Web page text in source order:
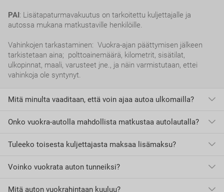
PAI: Lisätapaturmavakuutus on tarkoitettu kuljettajalle ja
autossa mukana matkustaville henkilöille.
Vahinkojen tarkastaminen: Vuokra-ajan päättymisen jälkeen
tarkistetaan aina; polttoainemäärä, kilometrit, sisätilat,
ulkopinnat, maali, varusteet jne., ja näin varmistutaan, ettei
vahinkoja ole syntynyt.
Mitä minulta vaaditaan, että voin ajaa autoa ulkomailla?
Euroopan unionin jäsenmaissa riittää ajokortti.
kuulu Geneven tai Wienin yleissopimuksen piiriin tulee olla
Kansainvälisiä ajokortteja voi Suomessa hankkia kahta erilaista
tieliikennesopimuksissa: Genevessä 1949 ja Wienissä 1968.
Onko vuokra-autolla mahdollista matkustaa autolautalla?
Ei,ei ole sallittua matkustaa autolautalla vuokra-autolla.
Tuleeko toisesta kuljettajasta maksaa lisämaksu?
Kyllä.Jokaisesta lisäkuljettajasta tulee maksaa lisämaksu.
Voinko vuokrata auton tunneiksi?
Mitä auton vuokrahintaan kuuluu?